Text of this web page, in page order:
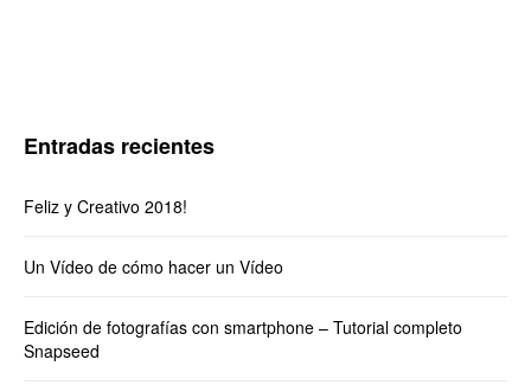
Entradas recientes
Feliz y Creativo 2018!
Un Vídeo de cómo hacer un Vídeo
Edición de fotografías con smartphone – Tutorial completo
Snapseed